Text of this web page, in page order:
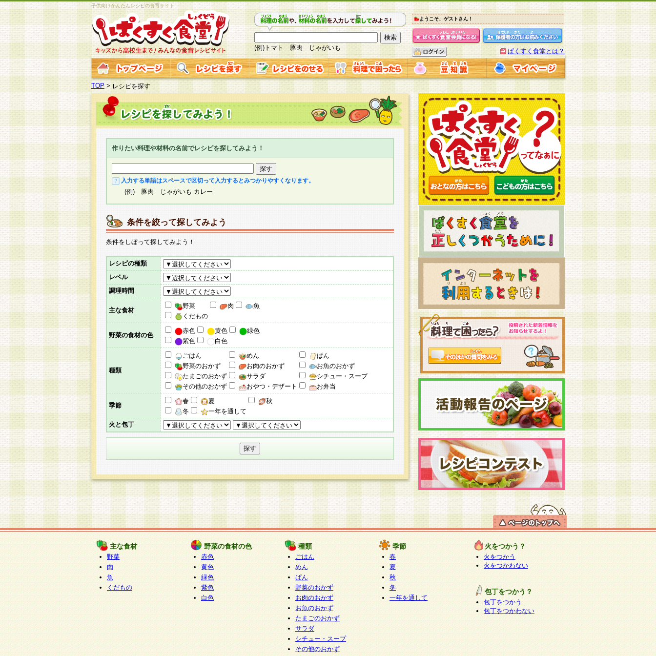
子供向けかんたんレシピの食育サイト
(例)トマト 豚肉 じゃがいも
ようこそ、ゲストさん！
ぱくすく食堂とは？
TOP >レシピを探す
作りたい料理や材料の名前でレシピを探してみよう！
入力する単語はスペースで区切って入力するとみつかりやすくなります。
(例) 豚肉 じゃがいも カレー
条件を絞って探してみよう
条件をしぼって探してみよう！
レシピの種類
レベル
調理時間
主な食材
野菜 肉
魚
くだもの
野菜の食材の色
赤色 黄色
緑色
紫色
白色
種類
ごはん めん
ぱん
野菜のおかず
お肉のおかず
お魚のおかず
たまごのおかず
サラダ
シチュー・スープ
その他のおかず
おやつ・デザート お弁当
季節
春 夏
秋
冬
一年を通して
火と包丁
主な食材
野菜
肉
魚
くだもの
野菜の食材の色
赤色
黄色
緑色
紫色
白色
種類
ごはん
めん
ぱん
野菜のおかず
お肉のおかず
お魚のおかず
たまごのおかず
サラダ
シチュー・スープ
その他のおかず
季節
春
夏
秋
冬
一年を通して
火をつかう？
火をつかう
火をつかわない
包丁をつかう？
包丁をつかう
包丁をつかわない